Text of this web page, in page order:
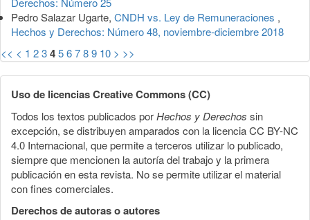
Pedro Salazar Ugarte, CNDH vs. Ley de Remuneraciones ,
Hechos y Derechos: Número 48, noviembre-diciembre 2018
<< < 1 23456789 10 > >>
Uso de licencias Creative Commons (CC)
Todos los textos publicados porHechos y Derechos sin
excepción, se distribuyen amparados con la licencia CC BY-NC
4.0 Internacional, que permite a terceros utilizar lo publicado,
siempre que mencionen la autoría del trabajo y la primera
publicación en esta revista. No se permite utilizar el material
con fines comerciales.
Derechos de autoras o autores